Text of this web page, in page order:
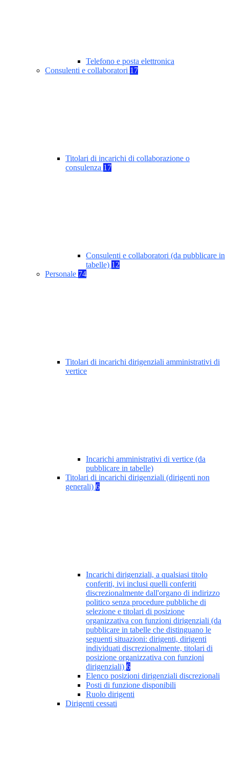
Telefono e posta elettronica
Consulenti e collaboratori 17
Titolari di incarichi di collaborazione o
consulenza 17
Consulenti e collaboratori (da pubblicare in
tabelle) 12
Personale 74
Titolari di incarichi dirigenziali amministrativi di
vertice
Incarichi amministrativi di vertice (da
pubblicare in tabelle)
Titolari di incarichi dirigenziali (dirigenti non
generali) 6
Incarichi dirigenziali, a qualsiasi titolo
conferiti, ivi inclusi quelli conferiti
discrezionalmente dall'organo di indirizzo
politico senza procedure pubbliche di
selezione e titolari di posizione
organizzativa con funzioni dirigenziali (da
pubblicare in tabelle che distinguano le
seguenti situazioni: dirigenti, dirigenti
individuati discrezionalmente, titolari di
posizione organizzativa con funzioni
dirigenziali) 6
Elenco posizioni dirigenziali discrezionali
Posti di funzione disponibili
Ruolo dirigenti
Dirigenti cessati